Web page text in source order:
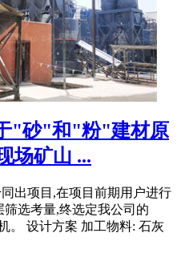
"砂"和"粉"建材原
场矿山 ...
出项目,在项目前期用户进行
选考量,终选定我公司的
。 设计方案 加工物料: 石灰